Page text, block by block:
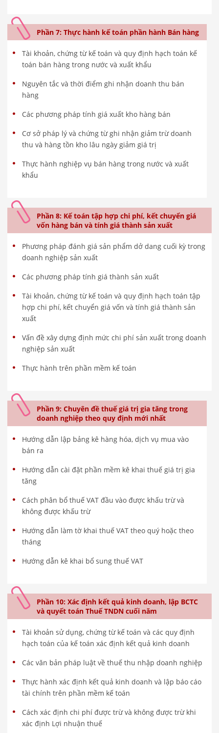
Phần 7: Thực hành kế toán phần hành Bán hàng
Tài khoản, chứng từ kế toán và quy định hạch toán kế
toán bán hàng trong nước và xuất khẩu
Nguyên tắc và thời điểm ghi nhận doanh thu bán
hàng
Các phương pháp tính giá xuất kho hàng bán
Cơ sở pháp lý và chứng từ ghi nhận giảm trừ doanh
thu và hàng tồn kho lâu ngày giảm giá trị
Thực hành nghiệp vụ bán hàng trong nước và xuất
khẩu
Phần 8: Kế toán tập hợp chi phí, kết chuyển giá
vốn hàng bán và tính giá thành sản xuất
Phương pháp đánh giá sản phẩm dở dang cuối kỳ trong
doanh nghiệp sản xuất
Các phương pháp tính giá thành sản xuất
Tài khoản, chứng từ kế toán và quy định hạch toán tập
hợp chi phí, kết chuyển giá vốn và tính giá thành sản
xuất
Vấn đề xây dựng định mức chi phí sản xuất trong doanh
nghiệp sản xuất
Thực hành trên phần mềm kế toán
Phần 9: Chuyên đề thuế giá trị gia tăng trong
doanh nghiệp theo quy định mới nhất
Hướng dẫn lập bảng kê hàng hóa, dịch vụ mua vào
bán ra
Hướng dẫn cài đặt phần mềm kê khai thuế giá trị gia
tăng
Cách phân bổ thuế VAT đầu vào được khấu trừ và
không được khấu trừ
Hướng dẫn làm tờ khai thuế VAT theo quý hoặc theo
tháng
Hướng dẫn kê khai bổ sung thuế VAT
Phần 10: Xác định kết quả kinh doanh, lập BCTC
và quyết toán Thuế TNDN cuối năm
Tài khoản sử dụng, chứng từ kế toán và các quy định
hạch toán của kế toán xác định kết quả kinh doanh
Các văn bản pháp luật về thuế thu nhập doanh nghiệp
Thực hành xác định kết quả kinh doanh và lập báo cáo
tài chính trên phần mềm kế toán
Cách xác định chi phí được trừ và không được trừ khi
xác định Lợi nhuận thuế